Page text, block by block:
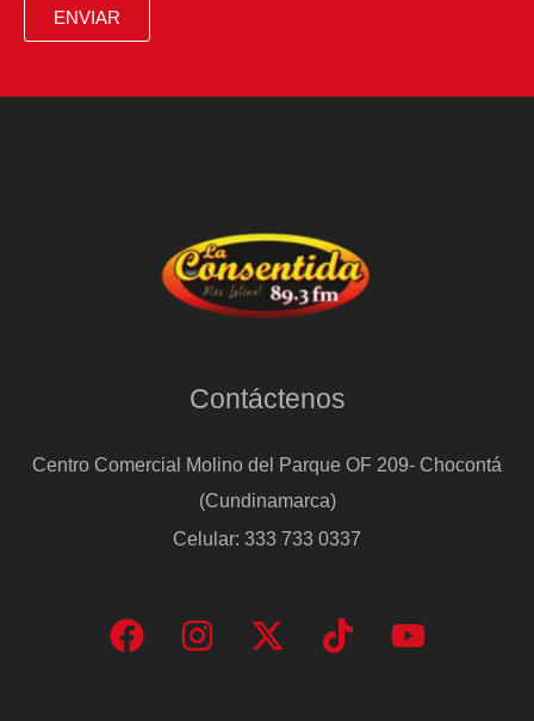
ENVIAR
Contáctenos
Centro Comercial Molino del Parque OF 209- Chocontá
(Cundinamarca)
Celular: 333 733 0337